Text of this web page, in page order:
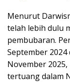
Menurut
telah lebih dulu
pembubaran.
September
November
tertuang dalam